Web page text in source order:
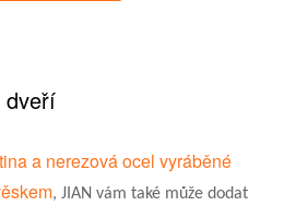
dveří
a nerezová ocel vyráběné
, JIAN vám také může dodat